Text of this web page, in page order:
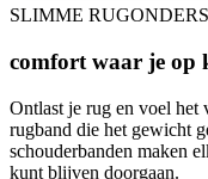
SLIMME
comfort waar je op
Ontlast je rug en voel het
rugband die het gewicht
schouderbanden maken
kunt blijven doorgaan.